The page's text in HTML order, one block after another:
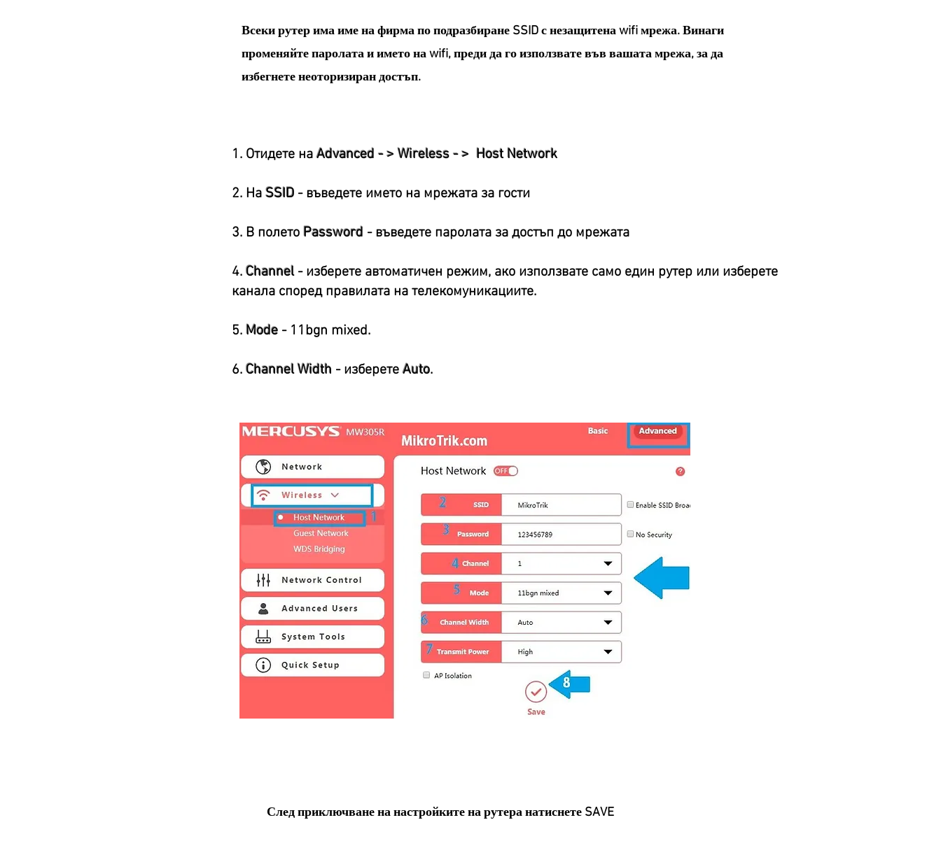
Всеки рутер има име на фирма по подразбиране SSID с незащитена wifi мрежа. Винаги
променяйте паролата и името на wifi, преди да го използвате във вашата мрежа, за да
избегнете неоторизиран достъп.
1. Отидете наAdvanced - > Wireless - > Host Network
2. На SSID - въведете името на мрежата за гости
3. В полето Password - въведете паролата за достъп до мрежата
4. Channel - изберете автоматичен режим, ако използвате само един рутер или изберете
канала според правилата на телекомуникациите.
5. Mode - 11bgn mixed.
6. Channel Width - изберетеAuto.
След приключване на настройките на рутера натиснете SAVE